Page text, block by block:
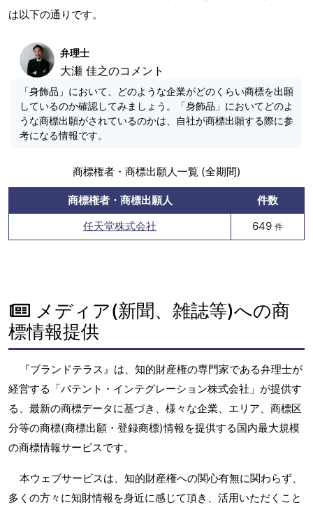
は以下の通りです。
弁理士
大瀬 佳之のコメント
「身飾品」において、どのような企業がどのくらい商標を出願
しているのか確認してみましょう。「身飾品」においてどのよ
うな商標出願がされているのかは、自社が商標出願する際に参
考になる情報です。
商標権者・商標出願人一覧 (全期間)
商標権者・商標出願人
件数
任天堂株式会社
649 件
メディア(新聞、雑誌等)への商
標情報提供
『ブランドテラス』は、知的財産権の専門家である弁理士が
経営する「パテント・インテグレーション株式会社」が提供す
る、最新の商標データに基づき、様々な企業、エリア、商標区
分等の商標(商標出願・登録商標)情報を提供する国内最大規模
の商標情報サービスです。
本ウェブサービスは、知的財産権への関心有無に関わらず、
多くの方々に知財情報を身近に感じて頂き、活用いただくこと